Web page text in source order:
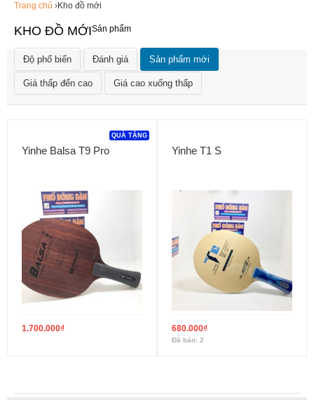
Trang chủ ›Kho đồ mới
KHO ĐỒ MỚISản phẩm
Độ phổ biến Đánh giá Sản phẩm mới
Giá thấp đến cao Giá cao xuống thấp
Yinhe Balsa T9 Pro
1.700.000₫
QUÀ TẶNG
Yinhe T1 S
680.000₫
Đã bán: 2